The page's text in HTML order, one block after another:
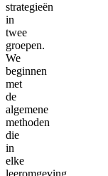
strategieën
in
twee
groepen.
We
beginnen
met
de
algemene
methoden
die
in
elke